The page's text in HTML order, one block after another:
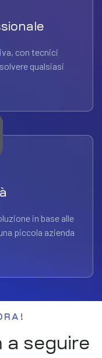
con tecnici
qualsiasi
in base alle
piccola azienda
a seguire